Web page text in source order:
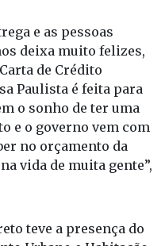
Paulista é feita para
o sonho de ter uma
e o governo vem com
no orçamento da
vida de muita gente”,
teve a presença do
Resende,